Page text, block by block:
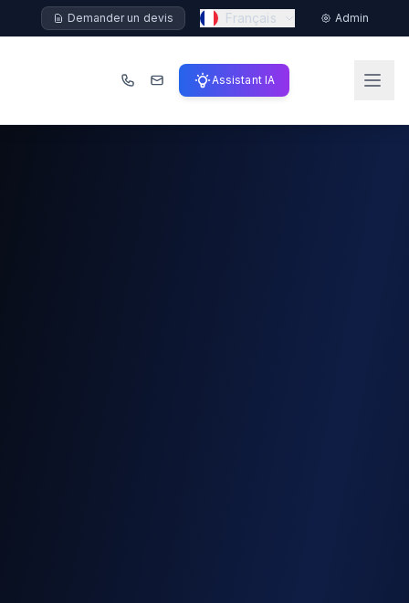
Demander un devis Français Admin
Assistant IA